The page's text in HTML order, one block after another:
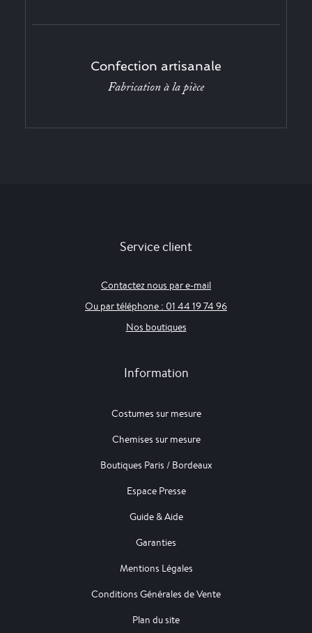
Confection artisanale
Fabrication à la pièce
Service client
Contactez nous par e-mail
Ou par téléphone : 01 44 19 74 96
Nos boutiques
Information
Costumes sur mesure
Chemises sur mesure
Boutiques Paris / Bordeaux
Espace Presse
Guide & Aide
Garanties
Mentions Légales
Conditions Générales de Vente
Plan du site